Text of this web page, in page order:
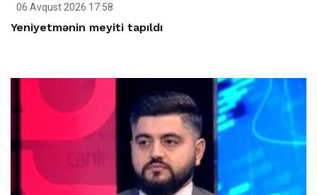
06 Avqust 2026 17:58
Yeniyetmənin meyiti tapıldı